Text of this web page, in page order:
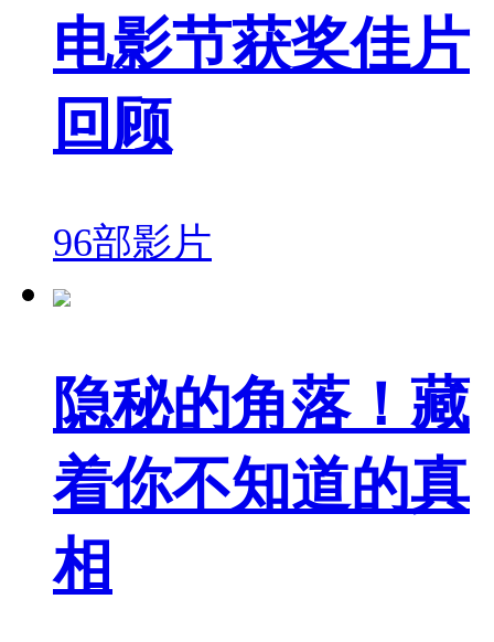
电影节获奖佳片
回顾
96部影片
隐秘的角落！藏
着你不知道的真
相